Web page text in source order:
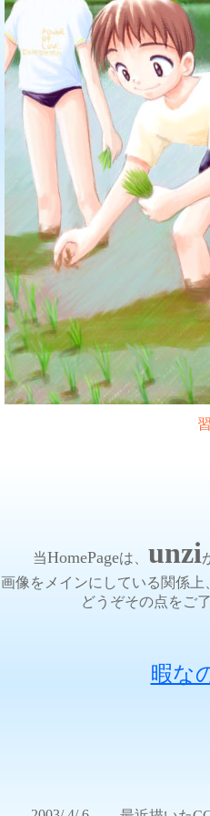
当HomePageは、 unzi
画像をメインにしている関係上
どうぞその点をご
暇な